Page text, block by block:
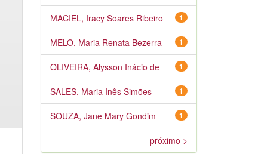
1
MACIEL, Iracy Soares Ribeiro
1
MELO, Maria Renata Bezerra
1
OLIVEIRA, Alysson Inácio de
1
SALES, Maria Inês Simões
1
SOUZA, Jane Mary Gondim
próximo >